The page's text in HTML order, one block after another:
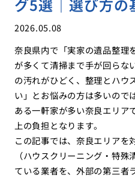
グ5選｜選び方の
2026.05.08
奈良県内で「実家の遺品整理
が多くて清掃まで手が回らな
の汚れがひどく、整理とハウ
い」とお悩みの方は多いので
ある一軒家が多い奈良エリア
上の負担となります。
この記事では、奈良エリアを
（ハウスクリーニング・特
ている業者を、外部の第三者